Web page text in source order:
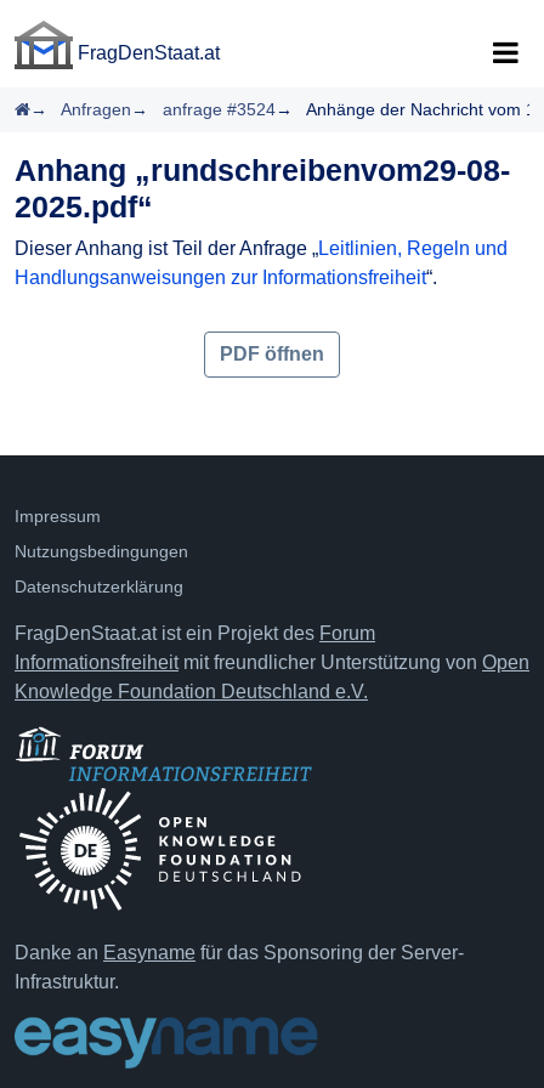
FragDenStaat.at
Startseite
Anfragen anfrage #3524 Anhänge der Nachricht vom
Anhang „rundschreibenvom29-08-
2025.pdf“
Dieser Anhang ist Teil der Anfrage „Leitlinien, Regeln und
Handlungsanweisungen zur Informationsfreiheit“.
PDF öffnen
Impressum
Nutzungsbedingungen
Datenschutzerklärung
FragDenStaat.at ist ein Projekt des Forum
Informationsfreiheitmit freundlicher Unterstützung von Open
Knowledge Foundation Deutschland e.V.
Danke an Easyname für das Sponsoring der Server-
Infrastruktur.